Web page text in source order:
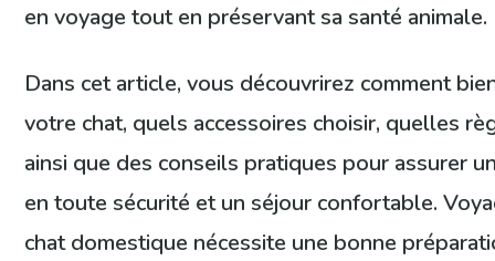
en voyage tout en préservant sa santé animale.
Dans cet article, vous découvrirez comment
votre chat, quels accessoires choisir, quelles
ainsi que des conseils pratiques pour assurer
en toute sécurité et un séjour confortable.
chat domestique nécessite une bonne